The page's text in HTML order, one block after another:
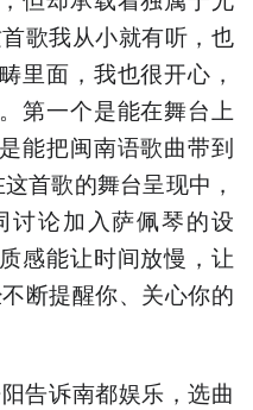
歌我从小就有听，也
里面，我也很开心，
第一个是能在舞台上
能把闽南语歌曲带到
首歌的舞台呈现中，
讨论加入萨佩琴的设
感能让时间放慢，让
断提醒你、关心你的
告诉南都娱乐，选曲